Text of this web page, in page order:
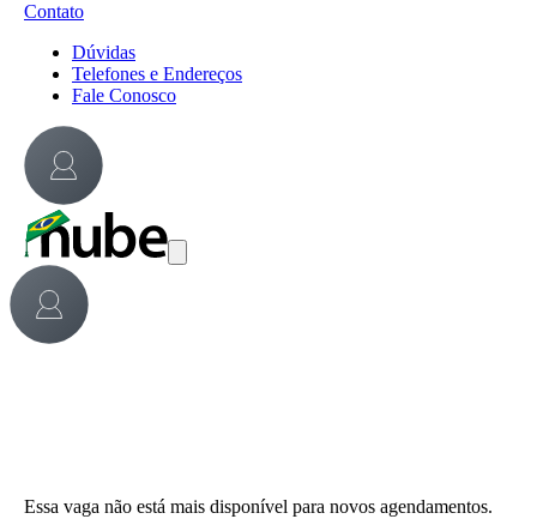
Contato
Dúvidas
Telefones e Endereços
Fale Conosco
Essa vaga não está mais disponível para novos agendamentos.